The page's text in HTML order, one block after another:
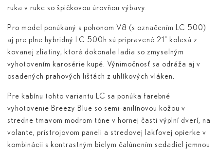
ruka v ruke so špičkovou úrovňou výbavy.
Pro model ponúkaný s pohonom V8 (s označením LC 500)
aj pre plne hybridný LC 500 h sú pripravené 21" kolesá z
kovanej zliatiny, ktoré dokonale ladia so zmyselným
vyhotovením karosérie kupé. Výnimočnosť sa odráža aj v
osadených prahových lištách z uhlíkových vláken.
Pre kabínu tohto variantu LC sa ponúka farebné
vyhotovenie Breezy Blue so semi-anilínovou kožou v
stredne tmavom modrom tóne v hornej časti výplní dverí, na
volante, prístrojovom paneli a stredovej lakťovej opierke v
kombinácii s kontrastným bielym čalúnením sedadiel jemnou